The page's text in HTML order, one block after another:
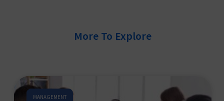
More To Explore
MANAGEMENT